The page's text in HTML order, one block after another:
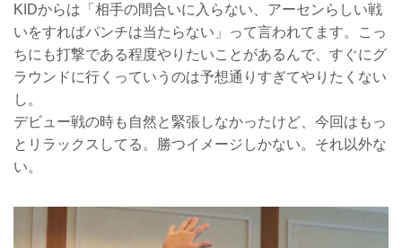
KIDからは「相手の間合いに入らない、アーセンらしい戦
いをすればパンチは当たらない」って言われてます。こっ
ちにも打撃である程度やりたいことがあるんで、すぐにグ
ラウンドに行くっていうのは予想通りすぎてやりたくない
し。
デビュー戦の時も自然と緊張しなかったけど、今回はもっ
とリラックスしてる。勝つイメージしかない。それ以外な
い。